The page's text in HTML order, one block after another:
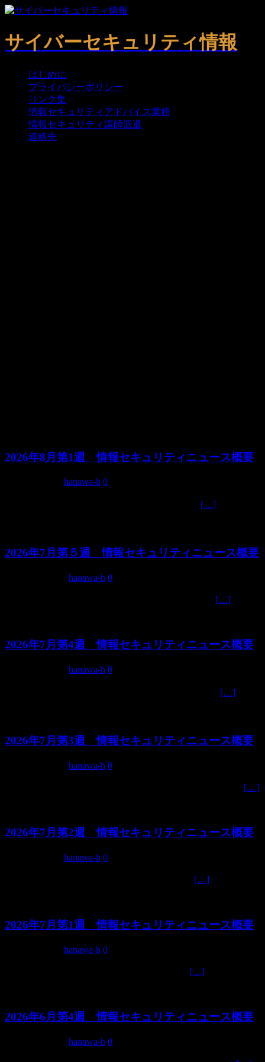
サイバーセキュリティ情報
はじめに
プライバシーポリシー
リンク集
情報セキュリティアドバイス業務
情報セキュリティ講師派遣
連絡先
2026年8月第1週 情報セキュリティニュース概要
hanawa-h 0
[…]
2026年7月第５週 情報セキュリティニュース概要
hanawa-h 0
[…]
2026年7月第4週 情報セキュリティニュース概要
hanawa-h 0
[…]
2026年7月第3週 情報セキュリティニュース概要
hanawa-h 0
[…]
2026年7月第2週 情報セキュリティニュース概要
hanawa-h 0
[…]
2026年7月第1週 情報セキュリティニュース概要
hanawa-h 0
[…]
2026年6月第4週 情報セキュリティニュース概要
hanawa-h 0